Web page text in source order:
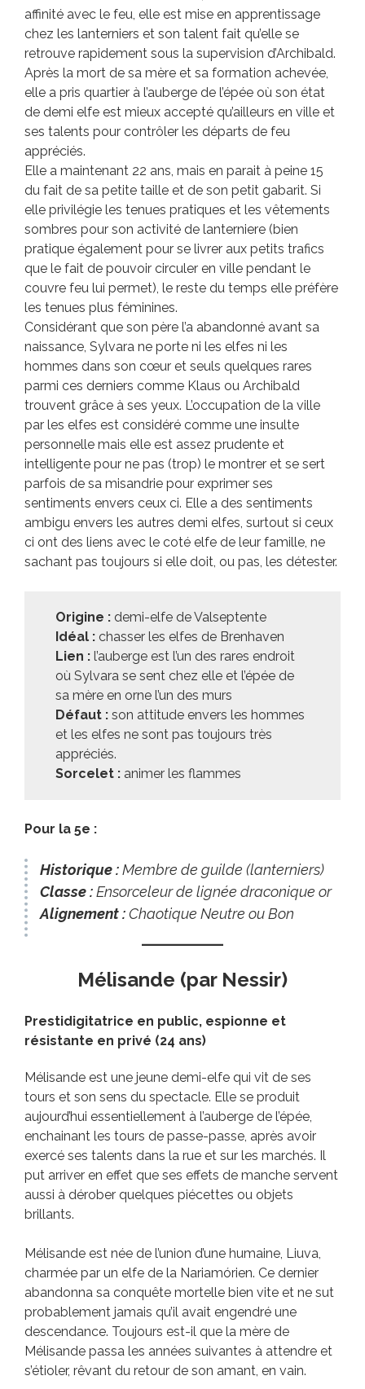
affinité avec le feu, elle est mise en apprentissage
chez les lanterniers et son talent fait qu’elle se
retrouve rapidement sous la supervision d’Archibald.
Après la mort de sa mère et sa formation achevée,
elle a pris quartier à l’auberge de l’épée où son état
de demi elfe est mieux accepté qu’ailleurs en ville et
ses talents pour contrôler les départs de feu
appréciés.
Elle a maintenant 22 ans, mais en parait à peine 15
du fait de sa petite taille et de son petit gabarit. Si
elle privilégie les tenues pratiques et les vêtements
sombres pour son activité de lanterniere (bien
pratique également pour se livrer aux petits trafics
que le fait de pouvoir circuler en ville pendant le
couvre feu lui permet), le reste du temps elle préfère
les tenues plus féminines.
Considérant que son père l’a abandonné avant sa
naissance, Sylvara ne porte ni les elfes ni les
hommes dans son cœur et seuls quelques rares
parmi ces derniers comme Klaus ou Archibald
trouvent grâce à ses yeux. L’occupation de la ville
par les elfes est considéré comme une insulte
personnelle mais elle est assez prudente et
intelligente pour ne pas (trop) le montrer et se sert
parfois de sa misandrie pour exprimer ses
sentiments envers ceux ci. Elle a des sentiments
ambigu envers les autres demi elfes, surtout si ceux
ci ont des liens avec le coté elfe de leur famille, ne
sachant pas toujours si elle doit, ou pas, les détester.
Origine : demi-elfe de Valseptente
Idéal : chasser les elfes de Brenhaven
Lien : l’auberge est l’un des rares endroit
où Sylvara se sent chez elle et l’épée de
sa mère en orne l’un des murs
Défaut : son attitude envers les hommes
et les elfes ne sont pas toujours très
appréciés.
Sorcelet : animer les flammes
Pour la 5e :
Historique :Membre de guilde (lanterniers)
Classe :Ensorceleur de lignée draconique or
Alignement :Chaotique Neutre ou Bon
Mélisande (par Nessir)
Prestidigitatrice en public, espionne et
résistante en privé (24 ans)
Mélisande est une jeune demi-elfe qui vit de ses
tours et son sens du spectacle. Elle se produit
aujourd’hui essentiellement à l’auberge de l’épée,
enchainant les tours de passe-passe, après avoir
exercé ses talents dans la rue et sur les marchés. Il
put arriver en effet que ses effets de manche servent
aussi à dérober quelques piécettes ou objets
brillants.
Mélisande est née de l’union d’une humaine, Liuva,
charmée par un elfe de la Nariamórien. Ce dernier
abandonna sa conquête mortelle bien vite et ne sut
probablement jamais qu’il avait engendré une
descendance. Toujours est-il que la mère de
Mélisande passa les années suivantes à attendre et
s’étioler, rêvant du retour de son amant, en vain.